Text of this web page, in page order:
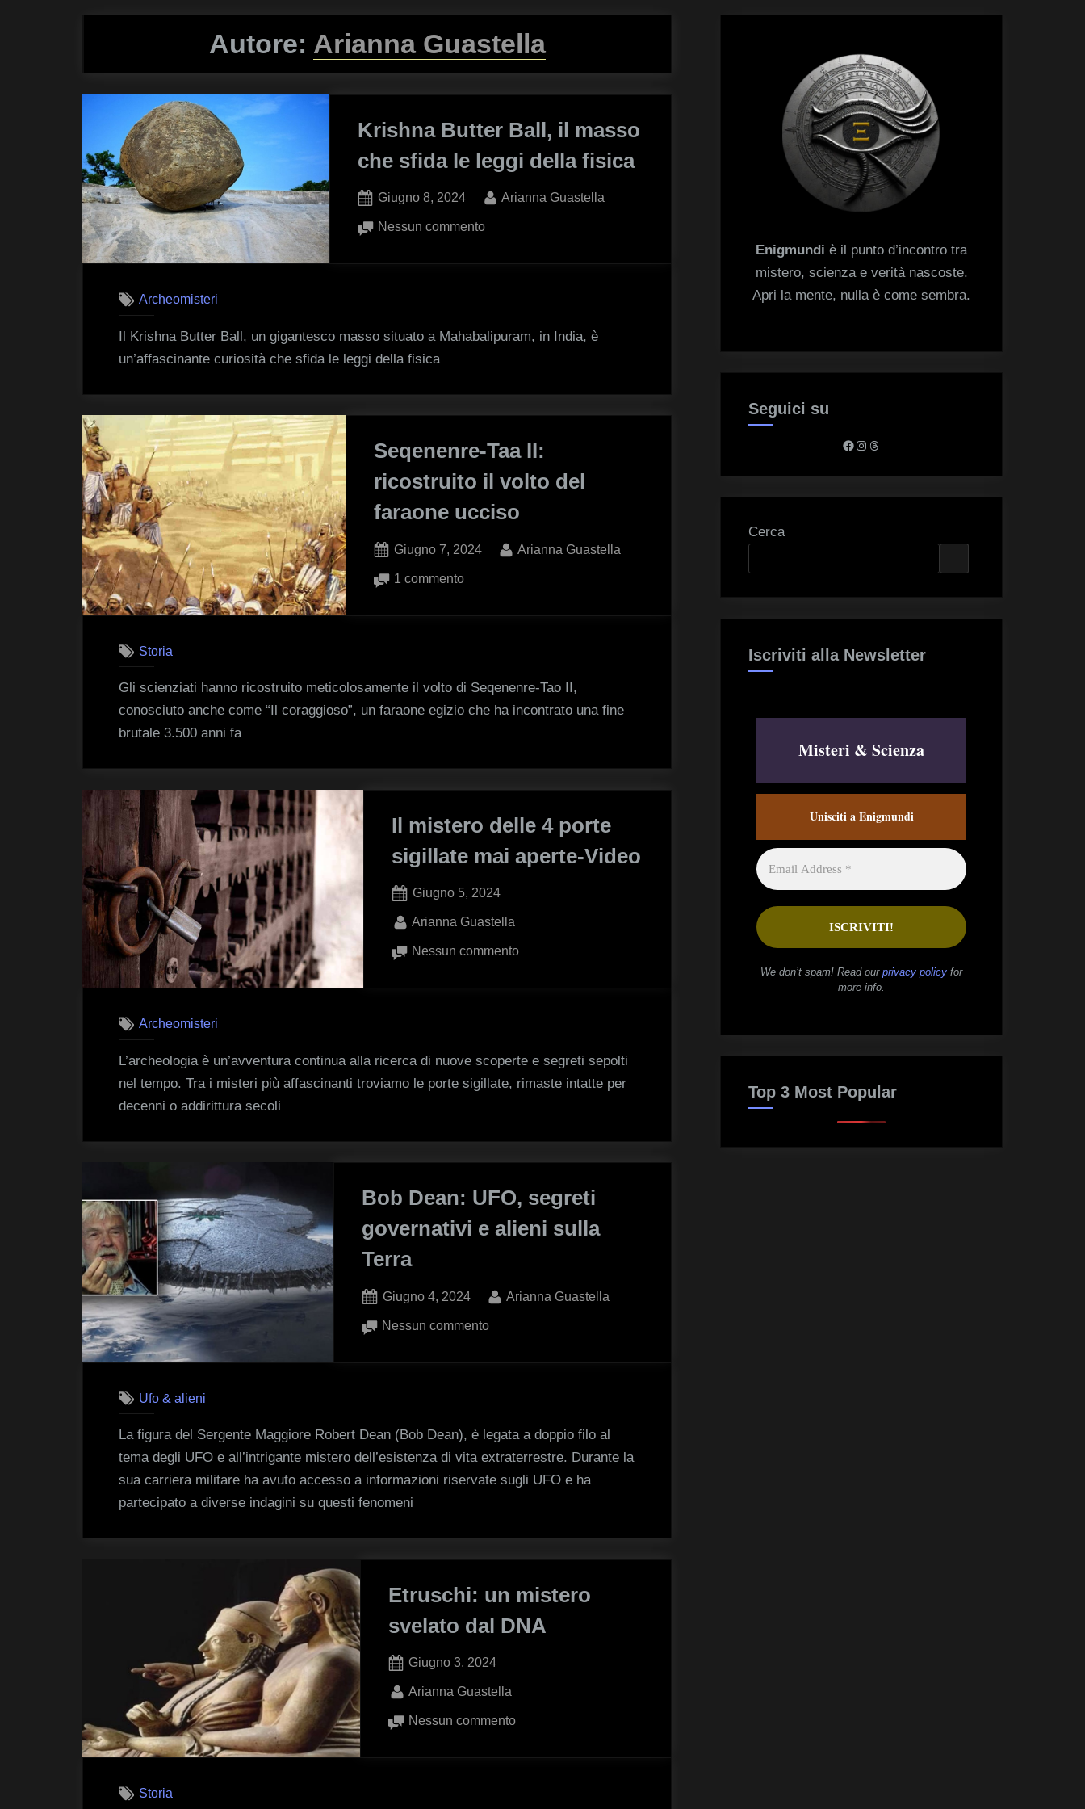
Autore: Arianna Guastella
Krishna Butter Ball, il masso
che sfida le leggi della fisica
Posted
on
Giugno 8, 2024 By
Arianna Guastella
Nessun commentosu
masso
della
Archeomisteri
Il Krishna Butter Ball, un gigantesco masso situato a Mahabalipuram, in India, è
un’affascinante curiosità che sfida le leggi della fisica
Seqenenre-Taa II:
ricostruito il volto del
faraone ucciso
Posted
Giugno 7, 2024 By
Arianna Guastella
1 commentosu
il
volto
Storia
Gli scienziati hanno ricostruito meticolosamente il volto di Seqenenre-Tao II,
conosciuto anche come “Il coraggioso”, un faraone egizio che ha incontrato una fine
brutale 3.500 anni fa
Il mistero delle 4 porte
sigillate mai aperte-Video
Posted
on
Giugno 5, 2024
By
Arianna Guastella
Nessun commentosu
porte
sigillate
Video
Archeomisteri
L’archeologia è un’avventura continua alla ricerca di nuove scoperte e segreti sepolti
nel tempo. Tra i misteri più affascinanti troviamo le porte sigillate, rimaste intatte per
decenni o addirittura secoli
Bob Dean: UFO, segreti
governativi e alieni sulla
Terra
Posted
Giugno 4, 2024 By
Arianna Guastella
Nessun commentosu
governativi
e
alieni
Ufo & alieni
La figura del Sergente Maggiore Robert Dean (Bob Dean), è legata a doppio filo al
tema degli UFO e all’intrigante mistero dell’esistenza di vita extraterrestre. Durante la
sua carriera militare ha avuto accesso a informazioni riservate sugli UFO e ha
partecipato a diverse indagini su questi fenomeni
Etruschi: un mistero
svelato dal DNA
Posted
on
Giugno 3, 2024
By
Arianna Guastella
Nessun commentosu
Storia
Enigmundi è il punto d’incontro tra
mistero, scienza e verità nascoste.
Apri la mente, nulla è come sembra.
Seguici su
Facebook
Instagram
Threads
Cerca
Iscriviti alla Newsletter
Misteri & Scienza
Unisciti a Enigmundi
We don’t spam! Read our privacy policy for
more info.
Top 3 Most Popular